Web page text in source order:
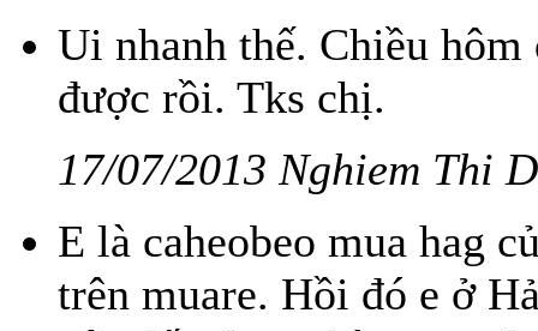
Ui nhanh thế. Chiều hôm
được rồi. Tks chị.
17/07/2013 Nghiem Thi
E là caheobeo mua hag
trên muare. Hồi đó e ở